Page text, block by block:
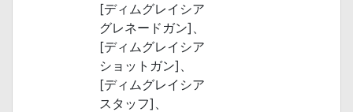
[ディムグレイシア
グレネードガン]、
[ディムグレイシア
ショットガン]、
[ディムグレイシア
スタッフ]、